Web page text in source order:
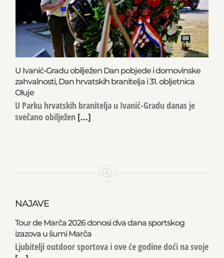
U Ivanić-Gradu obilježen Dan pobjede i domovinske
zahvalnosti, Dan hrvatskih branitelja i 31. obljetnica
Oluje
U Parku hrvatskih branitelja u Ivanić-Gradu danas je
svečano obilježen [...]
NAJAVE
Tour de Marča 2026 donosi dva dana sportskog
izazova u šumi Marča
Ljubitelji outdoor sportova i ove će godine doći na svoje